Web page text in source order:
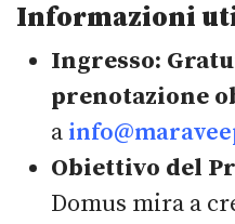
Informazioni
Ingresso:
prenotazione
a
Obiettivo del
Domus mira a